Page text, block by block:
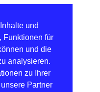
und
Funktionen für
und die
analysieren.
zu Ihrer
Partner